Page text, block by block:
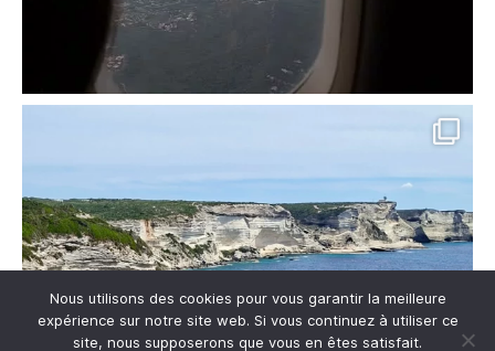
Nous utilisons des cookies pour vous garantir la meilleure
expérience sur notre site web. Si vous continuez à utiliser ce
site, nous supposerons que vous en êtes satisfait.